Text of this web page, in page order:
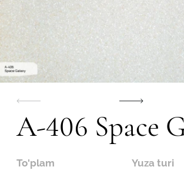
A-406 Space
To'plam Yuza turi
Toshga ishlov
beruvch